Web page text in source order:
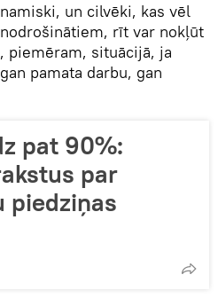
un cilvēki, kas vēl
rīt var nokļūt
piemēram, situācijā, ja
pamata darbu, gan
pat 90%:
par
piedziņas